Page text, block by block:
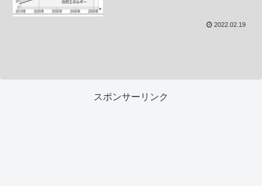
2022.02.19
スポンサーリンク